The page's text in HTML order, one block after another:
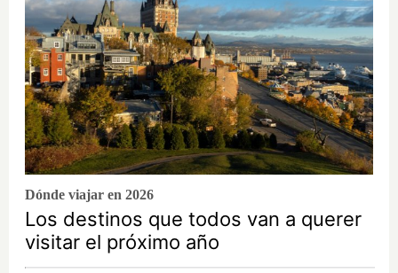
Dónde viajar en 2026
Los destinos que todos van a querer
visitar el próximo año